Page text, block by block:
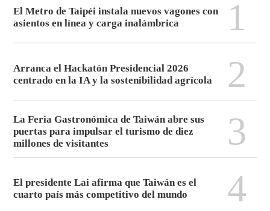
El Metro de Taipéi instala nuevos vagones con
asientos en línea y carga inalámbrica
1
Arranca el Hackatón Presidencial 2026
centrado en la IA y la sostenibilidad agrícola
2
La Feria Gastronómica de Taiwán abre sus
puertas para impulsar el turismo de diez
millones de visitantes
3
El presidente Lai afirma que Taiwán es el
cuarto país más competitivo del mundo
4